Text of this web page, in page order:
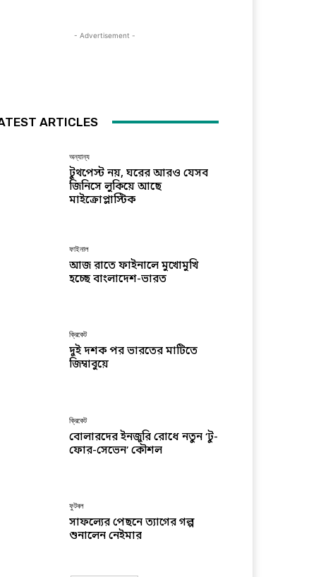
- Advertisement -
ARTICLES
অন্যান্য
টুথপেস্ট নয়, ঘরের আরও যেসব
জিনিসে লুকিয়ে আছে
মাইক্রোপ্লাস্টিক
ফাইনাল
আজ রাতে ফাইনালে মুখোমুখি
হচ্ছে বাংলাদেশ-ভারত
ক্রিকেট
দুই দশক পর ভারতের মাটিতে
জিম্বাবুয়ে
ক্রিকেট
বোলারদের ইনজুরি রোধে নতুন ‘টু-
ফোর-সেভেন’ কৌশল
ফুটবল
সাফল্যের পেছনে ত্যাগের গল্প
শুনালেন নেইমার